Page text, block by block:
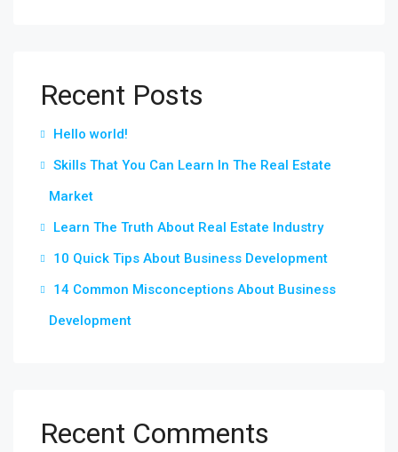
Recent Posts
Hello world!
Skills That You Can Learn In The Real Estate
Market
Learn The Truth About Real Estate Industry
10 Quick Tips About Business Development
14 Common Misconceptions About Business
Development
Recent Comments